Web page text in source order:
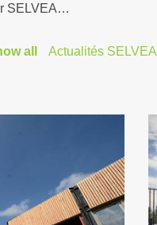
SELVEA…
all Actualités SELVEA